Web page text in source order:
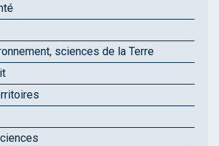
sciences de la Terre